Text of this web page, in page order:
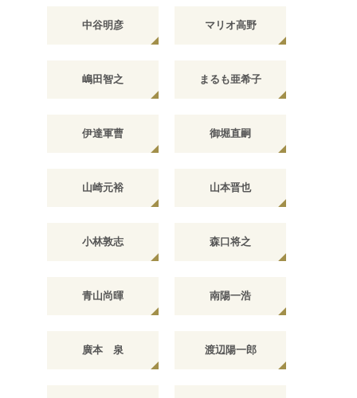
中谷明彦 マリオ高野
嶋田智之 まるも亜希子
伊達軍曹 御堀直嗣
山崎元裕 山本晋也
小林敦志 森口将之
青山尚暉 南陽一浩
廣本 泉 渡辺陽一郎